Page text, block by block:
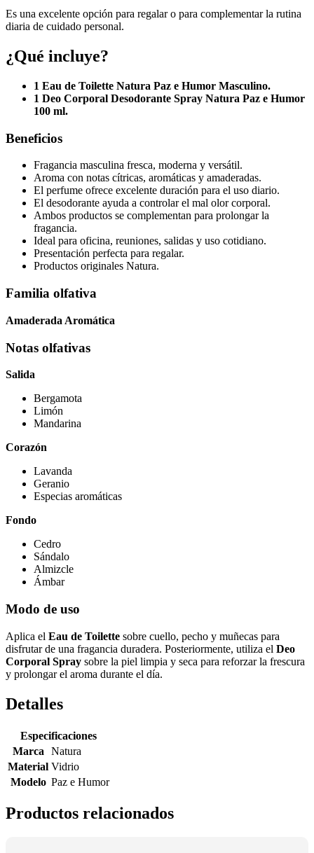
Es una excelente opción para regalar o para complementar la rutina
diaria de cuidado personal.
¿Qué incluye?
1 Eau de Toilette Natura Paz e Humor Masculino.
1 Deo Corporal Desodorante Spray Natura Paz e Humor
100 ml.
Beneficios
Fragancia masculina fresca, moderna y versátil.
Aroma con notas cítricas, aromáticas y amaderadas.
El perfume ofrece excelente duración para el uso diario.
El desodorante ayuda a controlar el mal olor corporal.
Ambos productos se complementan para prolongar la
fragancia.
Ideal para oficina, reuniones, salidas y uso cotidiano.
Presentación perfecta para regalar.
Productos originales Natura.
Familia olfativa
Amaderada Aromática
Notas olfativas
Salida
Bergamota
Limón
Mandarina
Corazón
Lavanda
Geranio
Especias aromáticas
Fondo
Cedro
Sándalo
Almizcle
Ámbar
Modo de uso
Aplica el Eau de Toilette sobre cuello, pecho y muñecas para
disfrutar de una fragancia duradera. Posteriormente, utiliza el Deo
Corporal Spray sobre la piel limpia y seca para reforzar la frescura
y prolongar el aroma durante el día.
Detalles
Especificaciones
Marca
Natura
Material Vidrio
Modelo Paz e Humor
Productos relacionados